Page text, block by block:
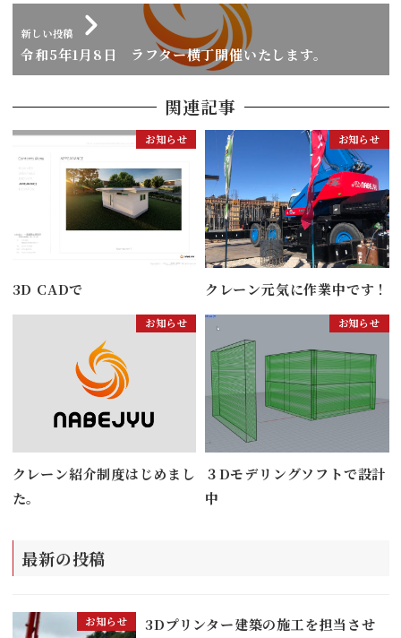
新しい投稿
令和5年1月8日 ラフター横丁開催いたします。
関連記事
お知らせ
3D CADで
お知らせ
クレーン元気に作業中です！
お知らせ
クレーン紹介制度はじめまし
た。
お知らせ
３Dモデリングソフトで設計
中
最新の投稿
お知らせ
3Dプリンター建築の施工を担当させ